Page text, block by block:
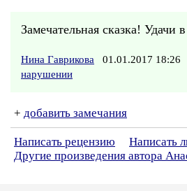
Замечательная сказка! Удачи
Нина Гаврикова 01.01.2017 18:26
нарушении
+ добавить замечания
Написать рецензию
Написать
Другие произведения автора